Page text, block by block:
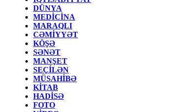
DÜNYA
MEDİCİNA
MARAQLI
CƏMİYYƏT
KÖŞƏ
SƏNƏT
MANŞET
SEÇİLƏN
MÜSAHİBƏ
KİTAB
HADİSƏ
FOTO